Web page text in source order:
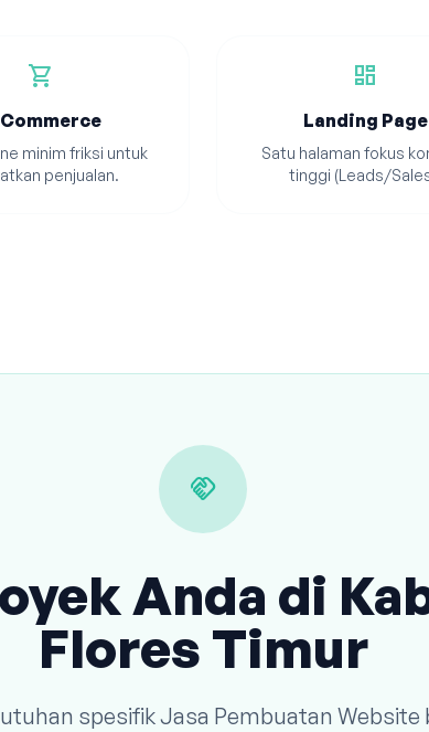
shopping_cart
minim friksi untuk
penjualan.
dashboard
Landing Page
Satu halaman fokus
tinggi (Leads/
handshake
Anda di
Flores Timur
spesifik Jasa Pembuatan Website